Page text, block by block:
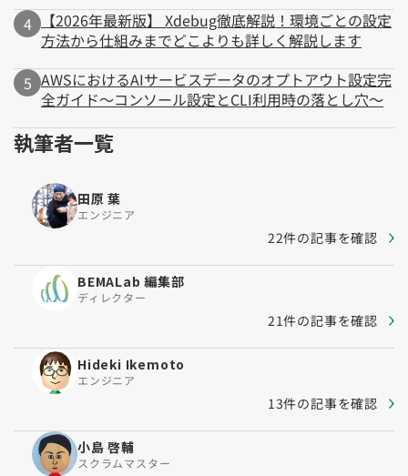
【2026年最新版】 Xdebug徹底解説！環境ごとの設定
方法から仕組みまでどこよりも詳しく解説します
AWSにおけるAIサービスデータのオプトアウト設定完
全ガイド～コンソール設定とCLI利用時の落とし穴～
執筆者一覧
田原 葉
エンジニア
22件の記事を確認
BEMALab 編集部
ディレクター
21件の記事を確認
Hideki Ikemoto
エンジニア
13件の記事を確認
小島 啓輔
スクラムマスター